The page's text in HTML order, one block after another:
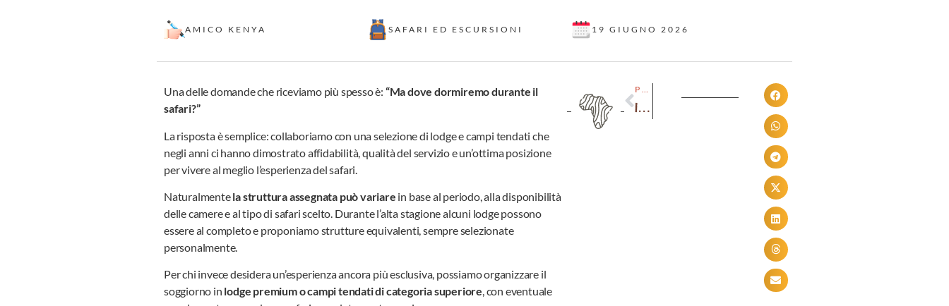
AMICO KENYA SAFARI ED ESCURSIONI 19 GIUGNO 2026
Una delle domande che riceviamo più spesso è: “Ma dove dormiremo durante il
safari?”
La risposta è semplice: collaboriamo con una selezione di lodge e campi tendati che
negli anni ci hanno dimostrato affidabilità, qualità del servizio e un’ottima posizione
per vivere al meglio l’esperienza del safari.
Naturalmentela struttura assegnata può variare in base al periodo, alla disponibilità
delle camere e al tipo di safari scelto. Durante l’alta stagione alcuni lodge possono
essere al completo e proponiamo strutture equivalenti, sempre selezionate
personalmente.
Per chi invece desidera un’esperienza ancora più esclusiva, possiamo organizzare il
soggiorno in lodge premium o campi tendati di categoria superiore, con eventuale
PRECEDENTE
Il giorno in cui hai capito che non volevi più tornare uguale